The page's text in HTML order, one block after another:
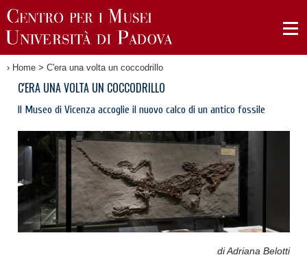
› Home > C'era una volta un coccodrillo
C'ERA UNA VOLTA UN COCCODRILLO
Il Museo di Vicenza accoglie il nuovo calco di un antico fossile
di Adriana Belotti